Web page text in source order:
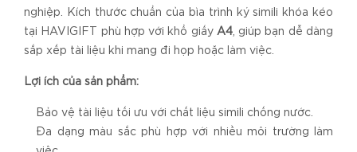
nghiệp. Kích thước chuẩn của bìa trình ký simili khóa kéo
tại HAVIGIFT phù hợp với khổ giấy A4, giúp bạn dễ dàng
sắp xếp tài liệu khi mang đi họp hoặc làm việc.
Lợi ích của sản phẩm:
Bảo vệ tài liệu tối ưu với chất liệu simili chống nước.
Đa dạng màu sắc phù hợp với nhiều môi trường làm